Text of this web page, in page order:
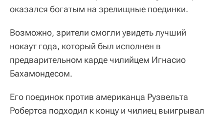
оказался богатым на зрелищные поединки.
Возможно, зрители смогли увидеть лучший
нокаут года, который был исполнен в
предварительном карде чилийцем Игнасио
Бахамондесом.
Его поединок против американца Рузвельта
Робертса подходил к концу и чилиец выигрывал